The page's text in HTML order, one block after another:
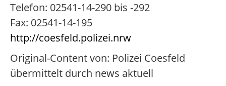
Telefon: 02541-14-290 bis -292
Fax: 02541-14-195
http://coesfeld.polizei.nrw
Original-Content von: Polizei Coesfeld
übermittelt durch news aktuell